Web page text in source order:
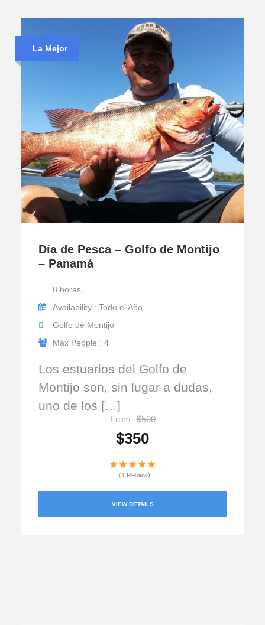
La Mejor
Día de Pesca – Golfo de Montijo
– Panamá
8 horas
Availability : Todo el Año
Golfo de Montijo
Max People : 4
Los estuarios del Golfo de
Montijo son, sin lugar a dudas,
uno de los […]
From $500
$350
(1 Review)
VIEW DETAILS